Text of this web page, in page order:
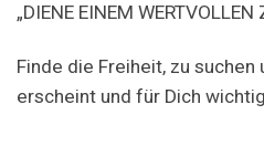
„DIENE EINEM WERTVOLLEN
Finde die Freiheit, zu suchen
erscheint und für Dich